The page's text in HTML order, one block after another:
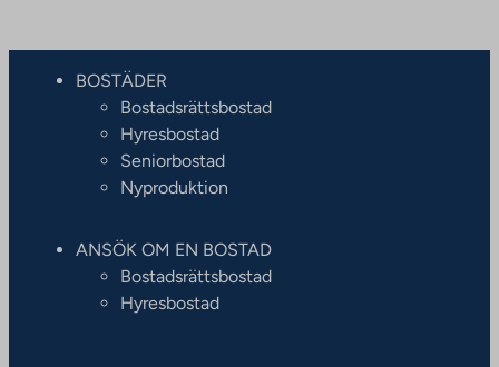
BOSTÄDER
Bostadsrättsbostad
Hyresbostad
Seniorbostad
Nyproduktion
ANSÖK OM EN BOSTAD
Bostadsrättsbostad
Hyresbostad